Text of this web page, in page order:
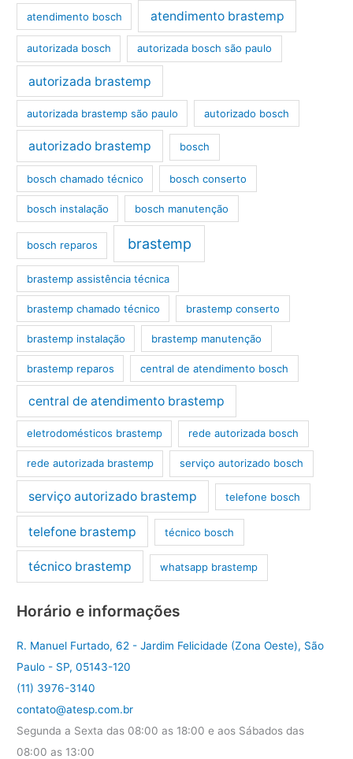
atendimento bosch atendimento brastemp
autorizada bosch autorizada bosch são paulo
autorizada brastemp
autorizada brastemp são paulo autorizado bosch
autorizado brastemp bosch
bosch chamado técnico bosch conserto
bosch instalação bosch manutenção
bosch reparos brastemp
brastemp assistência técnica
brastemp chamado técnico brastemp conserto
brastemp instalação brastemp manutenção
brastemp reparos central de atendimento bosch
central de atendimento brastemp
eletrodomésticos brastemp rede autorizada bosch
rede autorizada brastemp serviço autorizado bosch
serviço autorizado brastemp telefone bosch
telefone brastemp técnico bosch
técnico brastemp whatsapp brastemp
Horário e informações
R. Manuel Furtado, 62 - Jardim Felicidade (Zona Oeste), São
Paulo - SP, 05143-120
(11) 3976-3140
contato@atesp.com.br
Segunda a Sexta das 08:00 as 18:00 e aos Sábados das
08:00 as 13:00